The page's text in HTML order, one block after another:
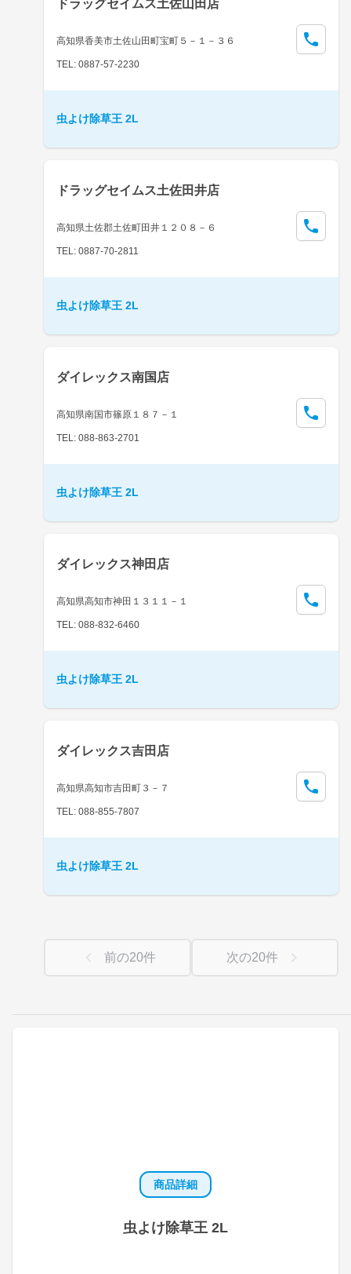
商品詳細
虫よけ除草王 2L
ドラッグセイムス土佐山田店
高知県香美市土佐山田町宝町５－１－３６
TEL: 0887-57-2230
虫よけ除草王 2L
ドラッグセイムス土佐田井店
高知県土佐郡土佐町田井１２０８－６
TEL: 0887-70-2811
虫よけ除草王 2L
ダイレックス南国店
高知県南国市篠原１８７－１
TEL: 088-863-2701
虫よけ除草王 2L
ダイレックス神田店
高知県高知市神田１３１１－１
TEL: 088-832-6460
虫よけ除草王 2L
ダイレックス吉田店
高知県高知市吉田町３－７
TEL: 088-855-7807
虫よけ除草王 2L
前の20件 次の20件